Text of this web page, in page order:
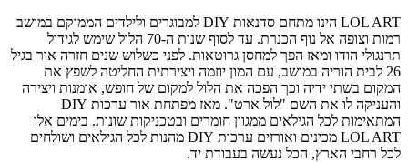
LOL ART הינו מתחם סדנאות DIY למבוגרים ולילדים הממוקם במושב
רמות וצופה אל נוף הכנרת. עד לסוף שנות ה-70 הלול שימש לגידול
תרנגולי הודו ומאז הפך למחסן גרוטאות. לפני כשלוש שנים חזרה אור בגיל
26 לבית הוריה במושב, עם המון יוזמה ויצירתית החליטה לשפץ את
המקום בשתי ידיה וכך הפכה את הלול למקום של חופש, אומנות ויצירה
והעניקה לו את השם "לול ארט". מאז מפתחת אור ערכות DIY
המתאימות לכל הגילאים ממגוון חומרים ובטכניקות שונות. בימים אלו
LOL ART מכינים ואורזים ערכות DIY מהנות לכל הגילאים ושולחים
לכל רחבי הארץ, הכל נעשה בעבודת יד.